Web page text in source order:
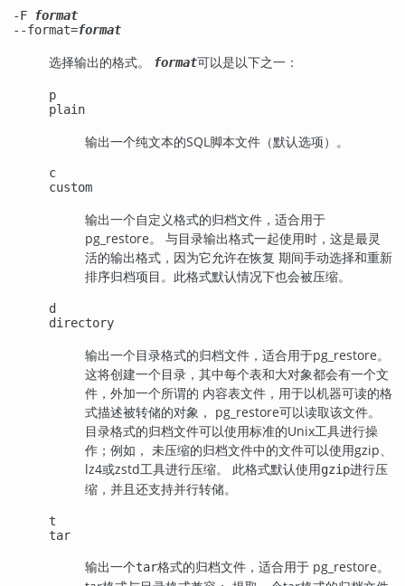
-F format
--format=format
选择输出的格式。 format可以是以下之一：
p
plain
输出一个纯文本的SQL 脚本文件（默认选项）。
c
custom
输出一个自定义格式的归档文件，适合用于
pg_restore。 与目录输出格式一起使用时，这是最灵
活的输出格式，因为它允许在恢复 期间手动选择和重新
排序归档项目。此格式默认情况下也会被压缩。
d
directory
输出一个目录格式的归档文件，适合用于pg_restore。
这将创建一个目录，其中每个表和大对象都会有一个文
件，外加一个所谓的 内容表文件，用于以机器可读的格
式描述被转储的对象， pg_restore可以读取该文件。
目录格式的归档文件可以使用标准的Unix工具进行操
作；例如， 未压缩的归档文件中的文件可以使用gzip、
lz4或zstd工具进行压缩。 此格式默认使用gzip进行压
缩，并且还支持并行转储。
t
tar
输出一个tar格式的归档文件，适合用于 pg_restore。